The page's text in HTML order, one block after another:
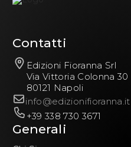
Contatti
Edizioni Fioranna Srl
Via Vittoria Colonna 30
80121 Napoli
info@edizionifioranna.it
+39 338 730 3671
Generali